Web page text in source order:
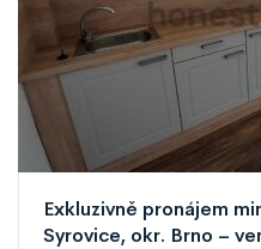
Exkluzivně pronájem
Syrovice, okr. Brno –